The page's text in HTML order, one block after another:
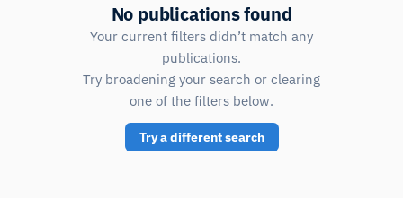
No publications found
Your current filters didn’t match any
publications.
Try broadening your search or clearing
one of the filters below.
Try a different search